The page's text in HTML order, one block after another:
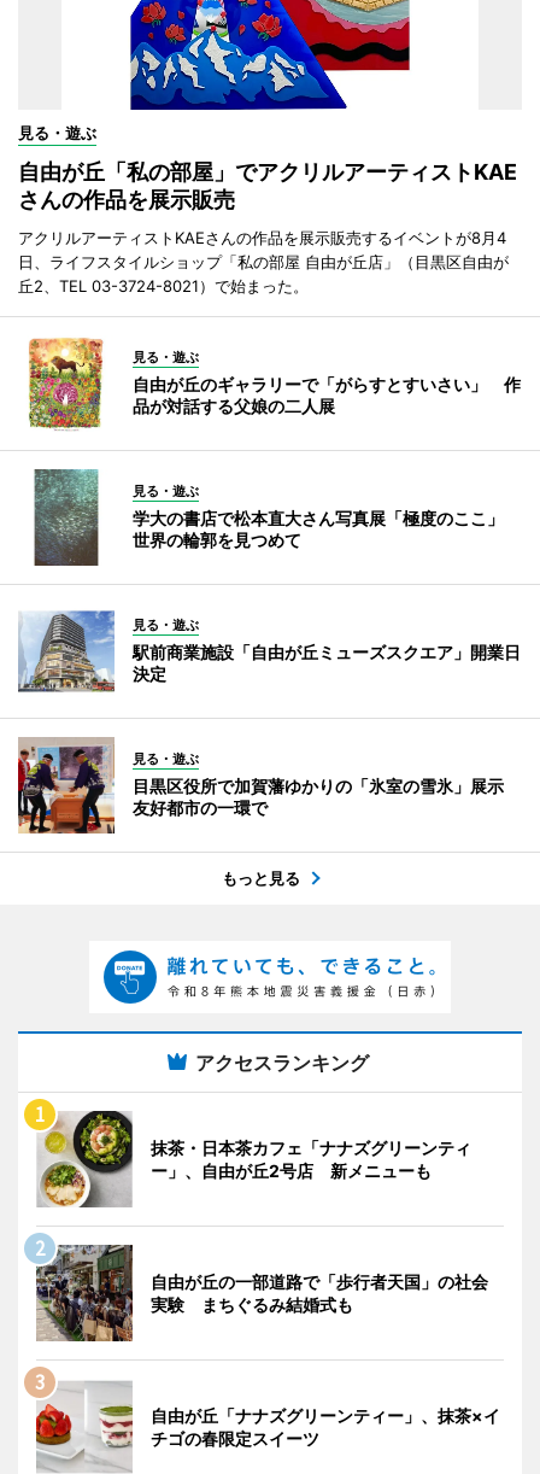
見る・遊ぶ
自由が丘「私の部屋」でアクリルアーティストKAE
さんの作品を展示販売
アクリルアーティストKAEさんの作品を展示販売するイベントが8月4
日、ライフスタイルショップ「私の部屋 自由が丘店」（目黒区自由が
丘2、TEL 03-3724-8021）で始まった。
見る・遊ぶ
自由が丘のギャラリーで「がらすとすいさい」 作
品が対話する父娘の二人展
見る・遊ぶ
学大の書店で松本直大さん写真展「極度のここ」
世界の輪郭を見つめて
見る・遊ぶ
駅前商業施設「自由が丘ミューズスクエア」開業日
決定
見る・遊ぶ
目黒区役所で加賀藩ゆかりの「氷室の雪氷」展示
友好都市の一環で
もっと見る
アクセスランキング
抹茶・日本茶カフェ「ナナズグリーンティ
ー」、自由が丘2号店 新メニューも
自由が丘の一部道路で「歩行者天国」の社会
実験 まちぐるみ結婚式も
自由が丘「ナナズグリーンティー」、抹茶×イ
チゴの春限定スイーツ